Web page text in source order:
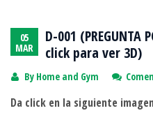
05
MAR
D-001 (PREGUNTA
click para ver 3D)
By Home and Gym
Da click en la siguiente